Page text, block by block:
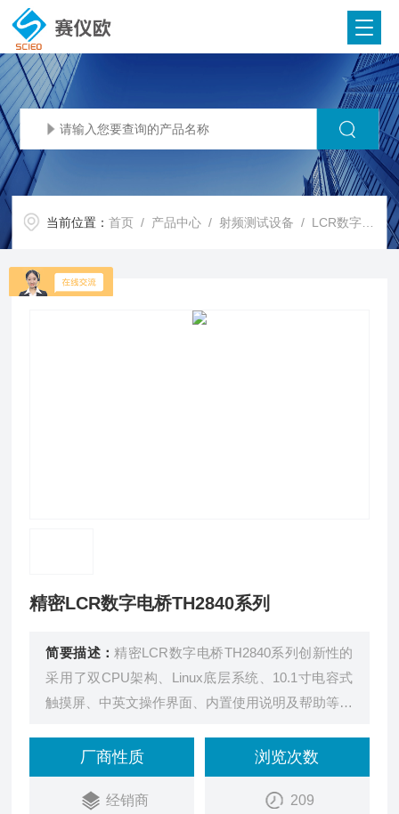
当前位置：首页 / 产品中心 /射频测试设备 / LCR数字电桥 /
精密LCR数字电桥TH2840系列
简要描述： 精密LCR数字电桥TH2840系列创新性的
采用了双CPU架构、Linux底层系统、10.1寸电容式
触摸屏、中英文操作界面、内置使用说明及帮助等新
操作繁琐等缺陷。
厂商性质
经销商
浏览次数
209